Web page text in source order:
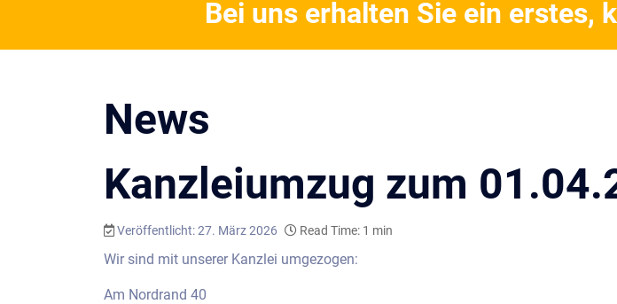
Bei uns erhalten Sie ein erstes,
News
Kanzleiumzug zum
Veröffentlicht: 27. März 2026 Read Time: 1 min
Wir sind mit unserer Kanzlei umgezogen:
Am Nordrand 40